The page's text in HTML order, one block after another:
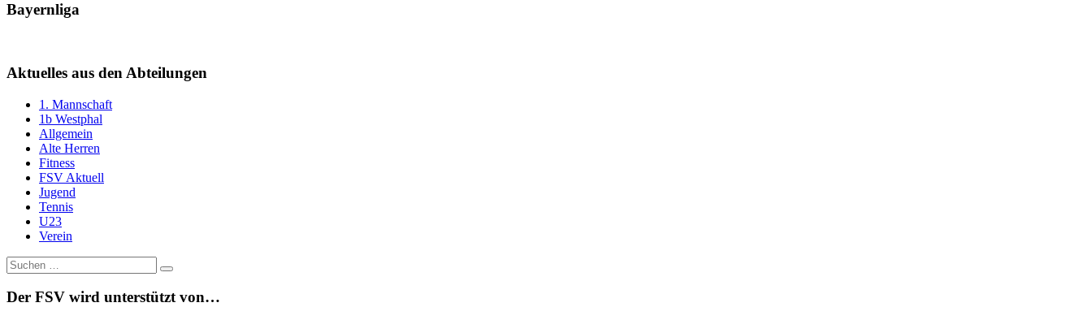
Bayernliga
Aktuelles aus den Abteilungen
1. Mannschaft
1b Westphal
Allgemein
Alte Herren
Fitness
FSV Aktuell
Jugend
Tennis
U23
Verein
Suche
nach:
Der FSV wird unterstützt von…